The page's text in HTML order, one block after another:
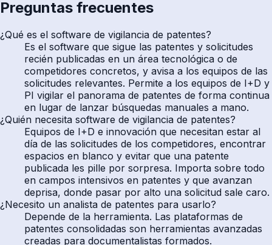
Preguntas frecuentes
¿Qué es el software de vigilancia de patentes?
Es el software que sigue las patentes y solicitudes
recién publicadas en un área tecnológica o de
competidores concretos, y avisa a los equipos de las
solicitudes relevantes. Permite a los equipos de I+D y
PI vigilar el panorama de patentes de forma continua
en lugar de lanzar búsquedas manuales a mano.
¿Quién necesita software de vigilancia de patentes?
Equipos de I+D e innovación que necesitan estar al
día de las solicitudes de los competidores, encontrar
espacios en blanco y evitar que una patente
publicada les pille por sorpresa. Importa sobre todo
en campos intensivos en patentes y que avanzan
deprisa, donde pasar por alto una solicitud sale caro.
¿Necesito un analista de patentes para usarlo?
Depende de la herramienta. Las plataformas de
patentes consolidadas son herramientas avanzadas
creadas para documentalistas formados.